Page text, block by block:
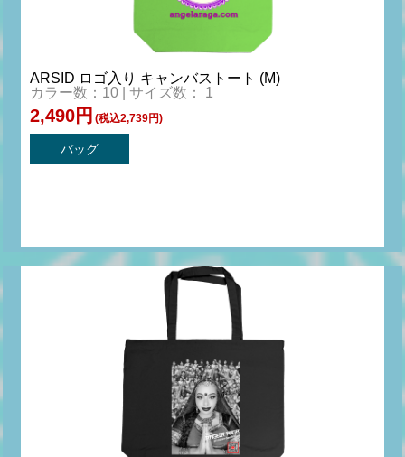
ARSID ロゴ入り キャンバストート (M)
カラー数：10 | サイズ数： 1
2,490円 (税込2,739円)
バッグ